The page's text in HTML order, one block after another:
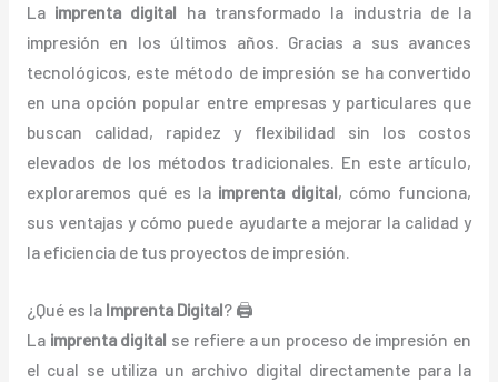
La imprenta digital ha transformado la industria de la
impresión en los últimos años. Gracias a sus avances
tecnológicos, este método de impresión se ha convertido
en una opción popular entre empresas y particulares que
buscan calidad, rapidez y flexibilidad sin los costos
elevados de los métodos tradicionales. En este artículo,
exploraremos qué es la imprenta digital, cómo funciona,
sus ventajas y cómo puede ayudarte a mejorar la calidad y
la eficiencia de tus proyectos de impresión.
¿Qué es la Imprenta Digital? 🖨️
La imprenta digital se refiere a un proceso de impresión en
el cual se utiliza un archivo digital directamente para la